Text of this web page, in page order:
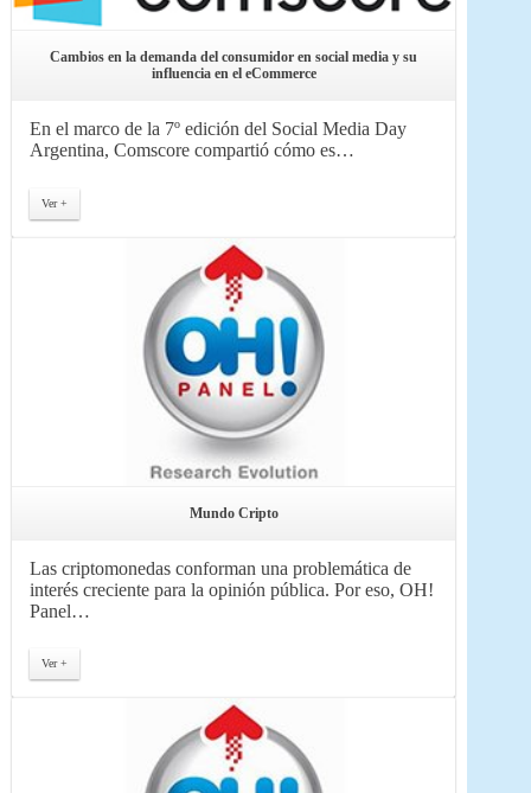
Cambios en la demanda del consumidor en social media y su
influencia en el eCommerce
En el marco de la 7º edición del Social Media Day
Argentina, Comscore compartió cómo es…
Ver +
Mundo Cripto
Las criptomonedas conforman una problemática de
interés creciente para la opinión pública. Por eso, OH!
Panel…
Ver +